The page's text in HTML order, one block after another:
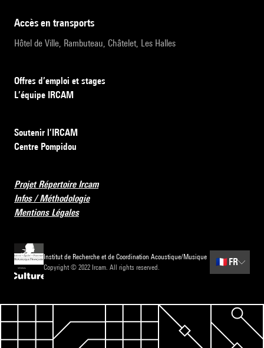
accès en transports
Hôtel de Ville, Rambuteau, Châtelet, Les Halles
Offres d’emploi et stages
L’équipe IRCAM
Soutenir l’IRCAM
Centre Pompidou
Projet Répertoire Ircam
Infos / Méthodologie
Mentions Légales
Institut de Recherche et de Coordination Acoustique/Musique
Copyright © 2022 Ircam. All rights reserved.
🇫🇷 FR